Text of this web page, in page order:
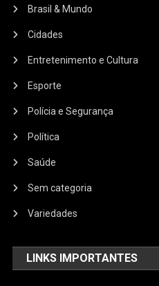
Brasil & Mundo
Cidades
Entretenimento e Cultura
Esporte
Polícia e Segurança
Política
Saúde
Sem categoria
Variedades
LINKS IMPORTANTES